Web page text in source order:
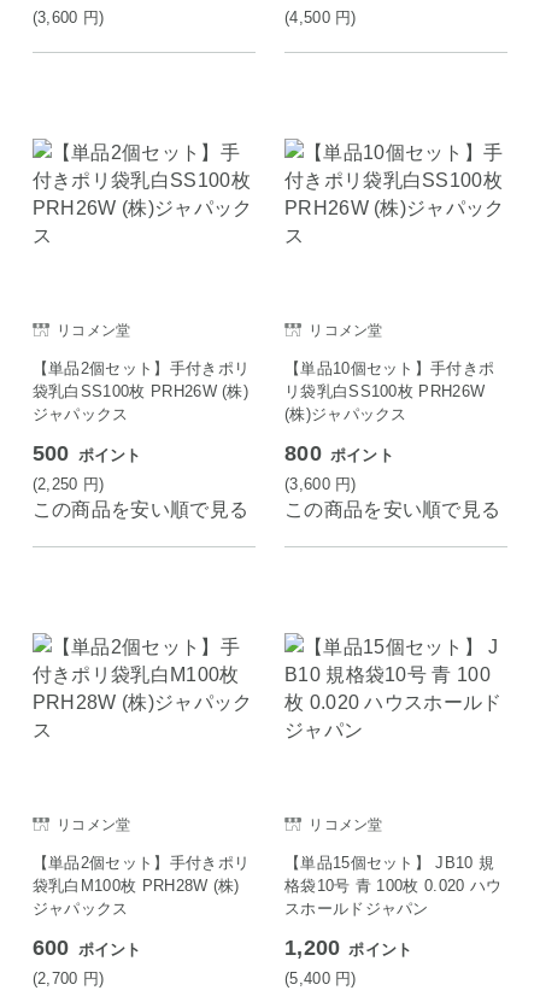
(3,600 円)
(4,500 円)
リコメン堂
【単品2個セット】手付きポリ
袋乳白SS100枚 PRH26W (株)
ジャパックス
500 ポイント
(2,250 円)
この商品を安い順で見る
リコメン堂
【単品10個セット】手付きポ
リ袋乳白SS100枚 PRH26W
(株)ジャパックス
800 ポイント
(3,600 円)
この商品を安い順で見る
リコメン堂
【単品2個セット】手付きポリ
袋乳白M100枚 PRH28W (株)
ジャパックス
600 ポイント
(2,700 円)
リコメン堂
【単品15個セット】 JB10 規
格袋10号 青 100枚 0.020 ハウ
スホールドジャパン
1,200 ポイント
(5,400 円)